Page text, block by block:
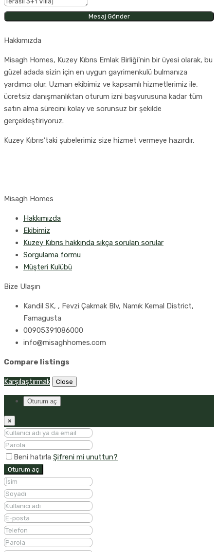
Mesaj Gönder
Hakkımızda
Misagh Homes, Kuzey Kıbrıs Emlak Birliği’nin bir üyesi olarak, bu
güzel adada sizin için en uygun gayrimenkulü bulmanıza
yardımcı olur. Uzman ekibimiz ve kapsamlı hizmetlerimiz ile,
ücretsiz danışmanlıktan oturum izni başvurusuna kadar tüm
satın alma sürecini kolay ve sorunsuz bir şekilde
gerçekleştiriyoruz.
Kuzey Kıbrıs’taki şubelerimiz size hizmet vermeye hazırdır.
Misagh Homes
Hakkımızda
Ekibimiz
Kuzey Kıbrıs hakkında sıkça sorulan sorular
Sorgulama formu
Müşteri Kulübü
Bize Ulaşın
Kandil SK, , Fevzi Çakmak Blv, Namık Kemal District,
Famagusta
00905391086000
info@misaghhomes.com
Compare listings
Karşılaştırmak Close
Oturum aç
×
Beni hatırla Şifreni mi unuttun?
Oturum aç